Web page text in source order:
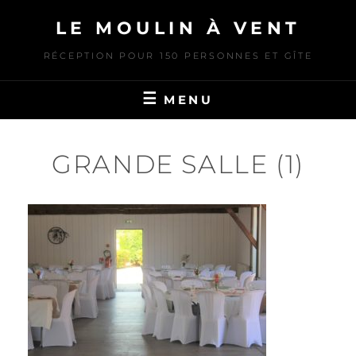
content
LE MOULIN À VENT
RÉCEPTION POUR 150 PERSONNES ET GÎTE
MENU
GRANDE SALLE (1)